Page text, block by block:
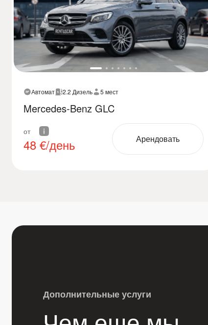
Автомат 2.2 Дизель 5 мест
Mercedes-Benz GLC
от
48 €/день Арендовать
Дополнительные услуги